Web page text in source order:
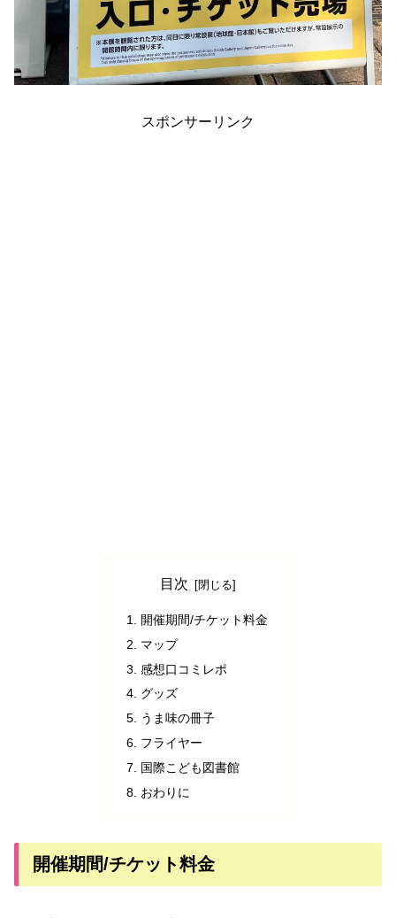
スポンサーリンク
目次
開催期間/チケット料金
マップ
感想口コミレポ
グッズ
うま味の冊子
フライヤー
国際こども図書館
おわりに
開催期間/チケット料金